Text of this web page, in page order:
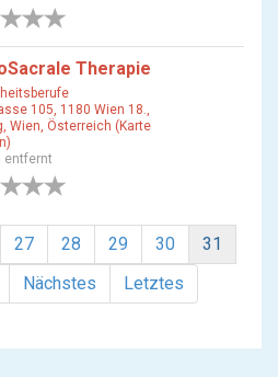
Therapie
105, 1180 Wien 18.,
Wien, Österreich (Karte
entfernt
27 28 29 30
31
Nächstes Letztes